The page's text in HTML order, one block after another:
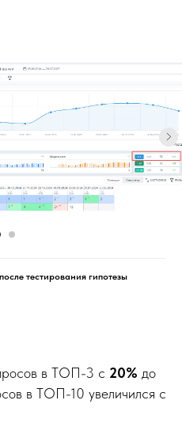
тестирования гипотезы
в ТОП-3 с 20% до
в ТОП-10 увеличился с